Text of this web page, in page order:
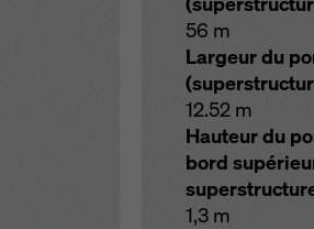
56 m
Largeur du
12.52 m
Hauteur du
bord
1,3 m